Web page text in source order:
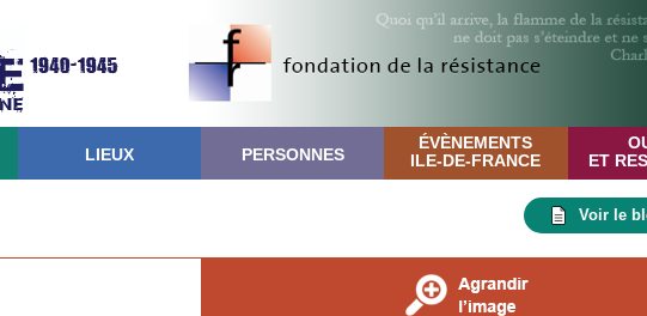
LIEUX PERSONNES
ÉVÈNEMENTS
ILE-DE-FRANCE ET
Voir le